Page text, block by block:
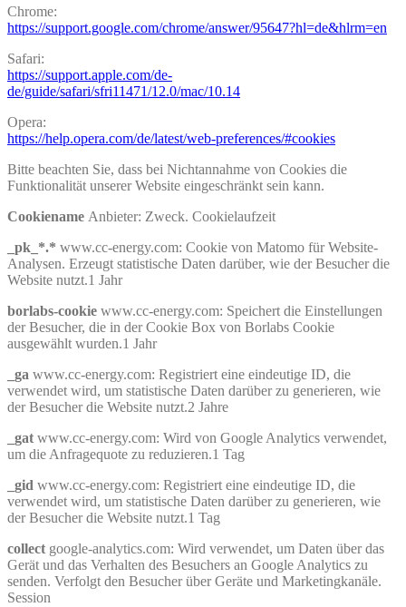
Chrome:
https://support.google.com/chrome/answer/95647?hl=de&hlrm=en
Safari:
https://support.apple.com/de-
de/guide/safari/sfri11471/12.0/mac/10.14
Opera:
https://help.opera.com/de/latest/web-preferences/#cookies
Bitte beachten Sie, dass bei Nichtannahme von Cookies die
Funktionalität unserer Website eingeschränkt sein kann.
Cookiename Anbieter: Zweck. Cookielaufzeit
_pk_*.* www.cc-energy.com: Cookie von Matomo für Website-
Analysen. Erzeugt statistische Daten darüber, wie der Besucher die
Website nutzt.1 Jahr
borlabs-cookie www.cc-energy.com: Speichert die Einstellungen
der Besucher, die in der Cookie Box von Borlabs Cookie
ausgewählt wurden.1 Jahr
_ga www.cc-energy.com: Registriert eine eindeutige ID, die
verwendet wird, um statistische Daten darüber zu generieren, wie
der Besucher die Website nutzt.2 Jahre
_gat www.cc-energy.com: Wird von Google Analytics verwendet,
um die Anfragequote zu reduzieren.1 Tag
_gid www.cc-energy.com: Registriert eine eindeutige ID, die
verwendet wird, um statistische Daten darüber zu generieren, wie
der Besucher die Website nutzt.1 Tag
collect google-analytics.com: Wird verwendet, um Daten über das
Gerät und das Verhalten des Besuchers an Google Analytics zu
senden. Verfolgt den Besucher über Geräte und Marketingkanäle.
Session